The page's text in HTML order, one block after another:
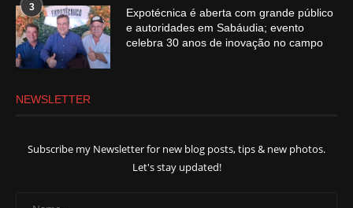
3
Expotécnica é aberta com grande público
e autoridades em Sabáudia; evento
celebra 30 anos de inovação no campo
NEWSLETTER
Subscribe my Newsletter for new blog posts, tips & new photos.
Let's stay updated!